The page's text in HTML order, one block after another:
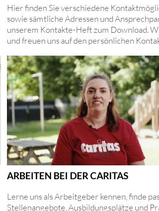
Hier finden Sie verschiedene
sowie sämtliche Adressen und
unserem Kontakte-Heft zum Download.
und freuen uns auf den persönlichen
ARBEITEN BEI DER CARITAS
Lerne uns als Arbeitgeber kennen, finde
Stellenangebote, Ausbildungsplätze und